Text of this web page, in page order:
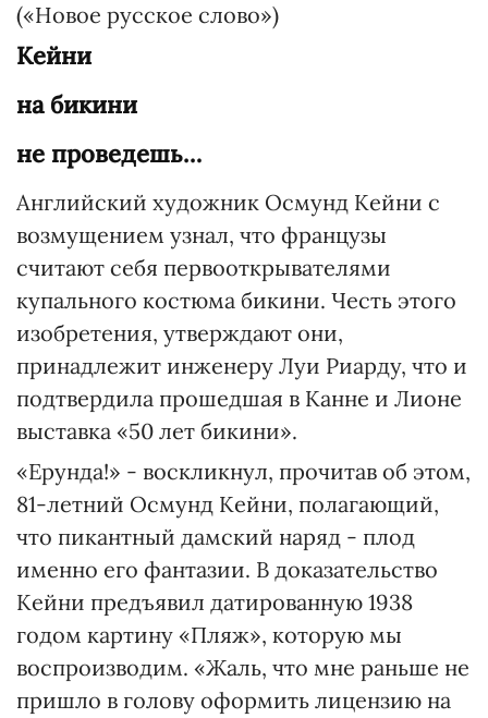
(«Новое русское слово»)
Кейни
на бикини
не проведешь…
Английский художник Осмунд Кейни с
возмущением узнал, что французы
считают себя первооткрывателями
купального костюма бикини. Честь этого
изобретения, утверждают они,
принадлежит инженеру Луи Риарду, что и
подтвердила прошедшая в Канне и Лионе
выставка «50 лет бикини».
«Ерунда!» - воскликнул, прочитав об этом,
81-летний Осмунд Кейни, полагающий,
что пикантный дамский наряд - плод
именно его фантазии. В доказательство
Кейни предъявил датированную 1938
годом картину «Пляж», которую мы
воспроизводим. «Жаль, что мне раньше не
пришло в голову оформить лицензию на